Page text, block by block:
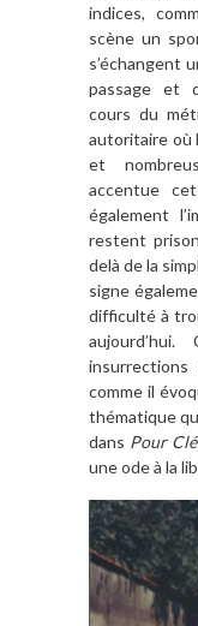
indices,
scène un
s’échangent
passage et
cours du
autoritaire où
et
accentue
également
restent
delà de la
signe
difficulté à
comme il
thématique
dans Pour
une ode à la